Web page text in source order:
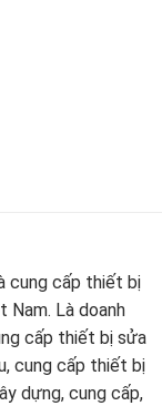
cung cấp thiết bị
Nam. Là doanh
cấp thiết bị sửa
cung cấp thiết bị
dựng, cung cấp,